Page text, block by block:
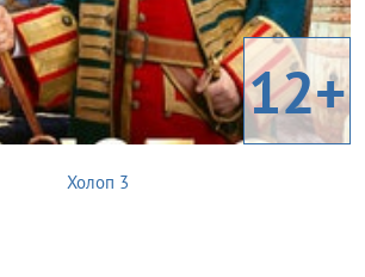
12+
Холоп 3